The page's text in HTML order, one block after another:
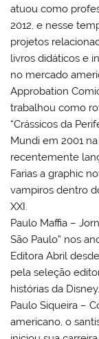
atuou como
2012, e nesse
projetos
livros didáticos e
no mercado
Approbation
trabalhou como
“Crássicos da
Mundi em 2001
recentemente
Farias a graphic
vampiros dentro
XXI.
Paulo Maffia –
São Paulo” nos
Editora Abril
pela seleção
histórias da Disney.
Paulo Siqueira –
americano, o